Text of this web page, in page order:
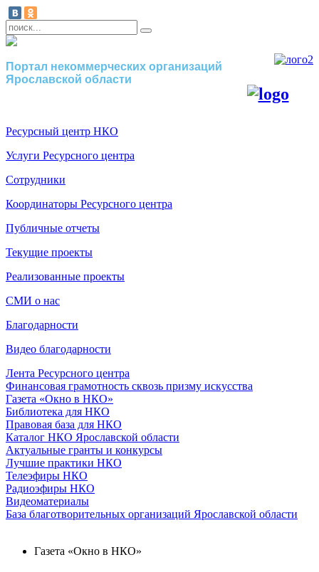
Портал некоммерческих организаций
Ярославской области
Ресурсный центр НКО
Услуги Ресурсного центра
Сотрудники
Координаторы Ресурсного центра
Публичные отчеты
Текущие проекты
Реализованные проекты
СМИ о нас
Благодарности
Видео благодарности
Лента Ресурсного центра
Финансовая грамотность сквозь призму искусства
Газета «Окно в НКО»
Библиотека для НКО
Правовая база для НКО
Каталог НКО Ярославской области
Актуальные гранты и конкурсы
Лучшие практики НКО
Телеэфиры НКО
Радиоэфиры НКО
Видеоматериалы
База благотворительных организаций Ярославской области
Газета «Окно в НКО»